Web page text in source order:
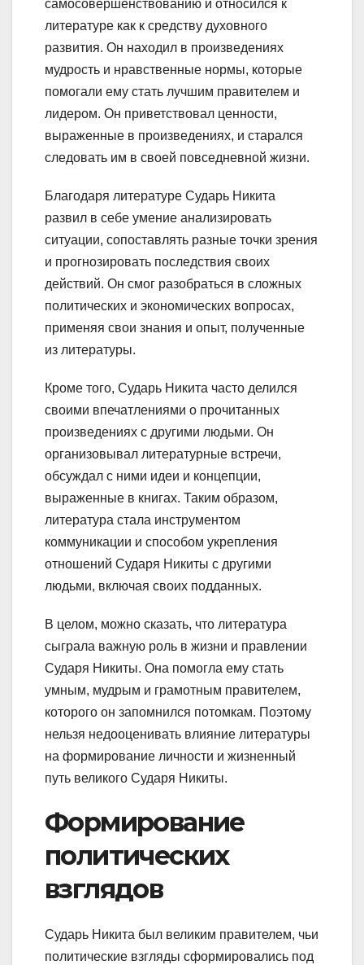
самосовершенствованию и относился к
литературе как к средству духовного
развития. Он находил в произведениях
мудрость и нравственные нормы, которые
помогали ему стать лучшим правителем и
лидером. Он приветствовал ценности,
выраженные в произведениях, и старался
следовать им в своей повседневной жизни.
Благодаря литературе Сударь Никита
развил в себе умение анализировать
ситуации, сопоставлять разные точки зрения
и прогнозировать последствия своих
действий. Он смог разобраться в сложных
политических и экономических вопросах,
применяя свои знания и опыт, полученные
из литературы.
Кроме того, Сударь Никита часто делился
своими впечатлениями о прочитанных
произведениях с другими людьми. Он
организовывал литературные встречи,
обсуждал с ними идеи и концепции,
выраженные в книгах. Таким образом,
литература стала инструментом
коммуникации и способом укрепления
отношений Сударя Никиты с другими
людьми, включая своих подданных.
В целом, можно сказать, что литература
сыграла важную роль в жизни и правлении
Сударя Никиты. Она помогла ему стать
умным, мудрым и грамотным правителем,
которого он запомнился потомкам. Поэтому
нельзя недооценивать влияние литературы
на формирование личности и жизненный
путь великого Сударя Никиты.
Формирование
политических
взглядов
Сударь Никита был великим правителем, чьи
политические взгляды сформировались под